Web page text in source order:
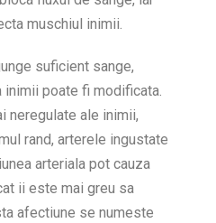
muschiul inimii.
suficient sange,
inimii poate fi modificata.
neregulate ale inimii,
rand, arterele ingustate
arteriala pot cauza
ii este mai greu sa
afectiune se numeste